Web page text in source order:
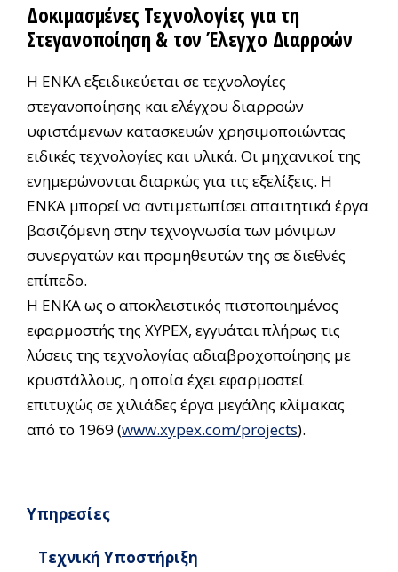
Δοκιμασμένες Τεχνολογίες για τη
Στεγανοποίηση & τον Έλεγχο Διαρροών
Η ΕΝΚΑ εξειδικεύεται σε τεχνολογίες
στεγανοποίησης και ελέγχου διαρροών
υφιστάμενων κατασκευών χρησιμοποιώντας
ειδικές τεχνολογίες και υλικά. Οι μηχανικοί της
ενημερώνονται διαρκώς για τις εξελίξεις. Η
ΕΝΚΑ μπορεί να αντιμετωπίσει απαιτητικά έργα
βασιζόμενη στην τεχνογνωσία των μόνιμων
συνεργατών και προμηθευτών της σε διεθνές
επίπεδο.
Η ΕΝΚΑ ως ο αποκλειστικός πιστοποιημένος
εφαρμοστής της XYPEX, εγγυάται πλήρως τις
λύσεις της τεχνολογίας αδιαβροχοποίησης με
κρυστάλλους, η οποία έχει εφαρμοστεί
επιτυχώς σε χιλιάδες έργα μεγάλης κλίμακας
από το 1969 (www.xypex.com/projects).
Υπηρεσίες
Τεχνική Υποστήριξη